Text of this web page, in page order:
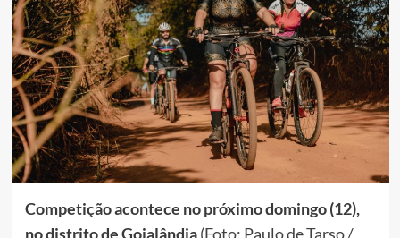
Competição acontece no próximo domingo (12),
no distrito de Goialândia (Foto: Paulo de Tarso /